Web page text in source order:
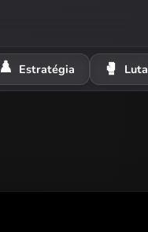
♟️ Estratégia 🥊 Luta